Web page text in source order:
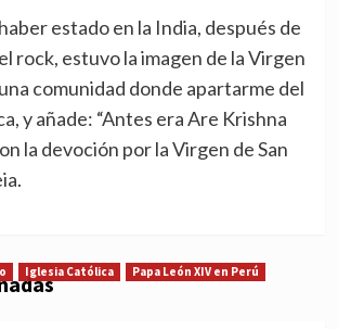
estado en la India, después de
rock, estuvo la imagen de la Virgen
comunidad donde apartarme del
y añade: “Antes era Are Krishna
la devoción por la Virgen de San
Iglesia Católica
Papa León XIV en Perú